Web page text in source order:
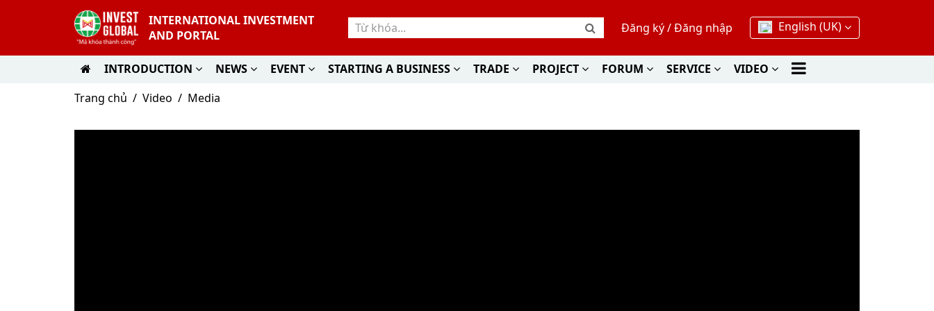
INTERNATIONAL INVESTMENT
AND PORTAL
Đăng ký/Đăng nhập English (UK)
INTRODUCTION NEWS EVENT STARTING A BUSINESS TRADE PROJECT FORUM SERVICE
VIDEO
Trang chủ
Video Media